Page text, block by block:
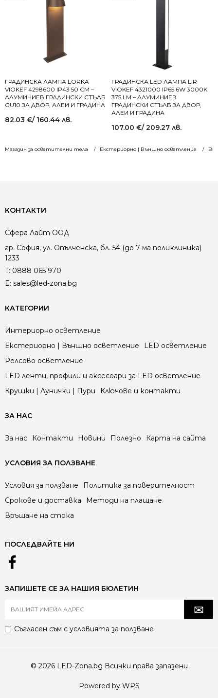
Магазин за осветителни тела Екстериорно | Външно осветление
ГРАДИНСКА ЛАМПА LORKA
VIOKEF 4298600 IP43 50 СМ –
АЛУМИНИЕВ ГРАДИНСКИ СТЪЛБ
GU10 ЗА ДВОР, АЛЕИ И ГРАДИНА
82.03 €/ 160.44 лв.
ГРАДИНСКА LED ЛАМПА LIR
VIOKEF 4321000 IP65 6W 3000K
375 LM – АЛУМИНИЕВ
ГРАДИНСКИ СТЪЛБ ЗА ДВОР,
АЛЕИ И ГРАДИНА
107.00 €/ 209.27 лв.
КОНТАКТИ
Сфера Лайт ООД
гр. София, ул. Опълченска, бл. 54 (до 7-ма поликлиника)
1233
T: 0888 065 970
E: sales@led-zona.bg
КАТЕГОРИИ
Интериорно осветление
Екстериорно | Външно осветление
LED осветление
Релсово осветление
LED ленти, профили и аксесоари за LED осветление
Крушки | Лунички | Пури
Ключове и контакти
ЗА НАС
За нас Контакти Новини Полезно Карта на сайта
УСЛОВИЯ ЗА ПОЛЗВАНЕ
Условия за ползване
Политика за поверителност
Срокове и доставка
Методи на плащане
Връщане на стока
ПОСЛЕДВАЙТЕ НИ
ЗАПИШЕТЕ СЕ ЗА НАШИЯ БЮЛЕТИН
Съгласен съм с условията за ползване
© 2026 LED-Zona.bg Всички права запазени
Powered by WPS